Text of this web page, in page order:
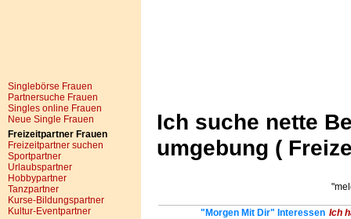
Singlebörse Frauen
Partnersuche Frauen
Singles online Frauen
Neue Single Frauen
Freizeitpartner Frauen
Freizeitpartner suchen
Sportpartner
Urlaubspartner
Hobbypartner
Tanzpartner
Kurse-Bildungspartner
Kultur-Eventpartner
Ich suche nette
umgebung (
"Morgen Mit Dir" Interessen Ich